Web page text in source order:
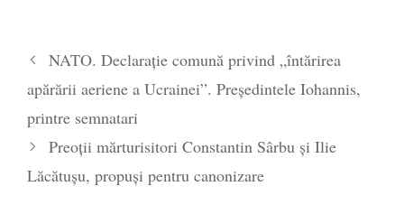
poetului Octavian Goga, înlăturat din Iași
- 16 aprilie 2026
NATO. Declarație comună privind „întărirea
apărării aeriene a Ucrainei”. Președintele Iohannis,
printre semnatari
Preoții mărturisitori Constantin Sârbu și Ilie
Lăcătușu, propuși pentru canonizare